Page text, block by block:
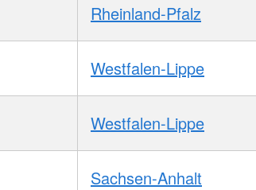
Rheinland-Pfalz
Westfalen-Lippe
Westfalen-Lippe
Sachsen-Anhalt